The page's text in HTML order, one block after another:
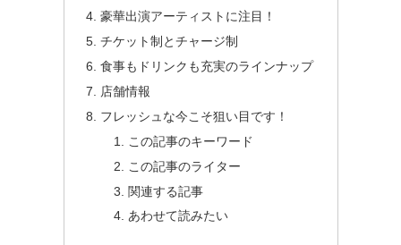
豪華出演アーティストに注目！
チケット制とチャージ制
食事もドリンクも充実のラインナップ
店舗情報
フレッシュな今こそ狙い目です！
この記事のキーワード
この記事のライター
関連する記事
あわせて読みたい